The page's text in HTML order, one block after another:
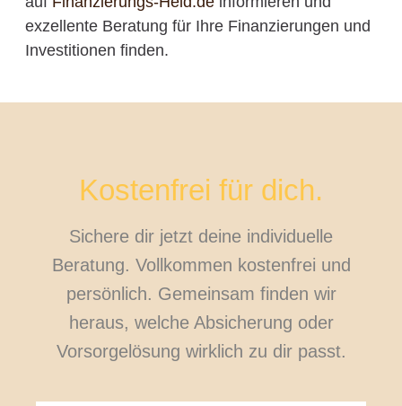
exzellente Beratung für Ihre Finanzierungen und
Investitionen finden.
Kostenfrei für dich.
Sichere dir jetzt deine individuelle
Beratung. Vollkommen kostenfrei und
persönlich. Gemeinsam finden wir
heraus, welche Absicherung oder
Vorsorgelösung wirklich zu dir passt.